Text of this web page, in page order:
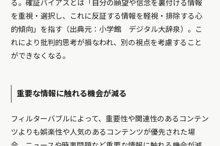
る。確証バイアスとは「自分の願望や信念を裏付ける情報
を重視・選択し、これに反証する情報を軽視・排除する心
的傾向」を指す（出典元：小学館 デジタル大辞泉）。こ
れにより批判的思考が損なわれ、別の視点を考慮すること
ができなくなる。
重要な情報に触れる機会が減る
フィルターバブルによって、重要性や関連性のあるコンテン
ツよりも娯楽性や人気のあるコンテンツが優先された場